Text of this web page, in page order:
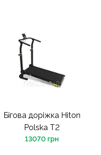
Бігова доріжка Hiton
Polska T2
13070 грн